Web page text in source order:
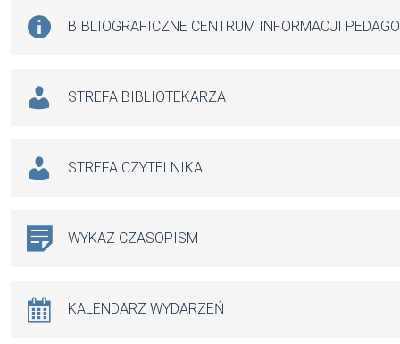
BIBLIOGRAFICZNE CENTRUM INFORMACJI
STREFA BIBLIOTEKARZA
STREFA CZYTELNIKA
WYKAZ CZASOPISM
KALENDARZ WYDARZEŃ